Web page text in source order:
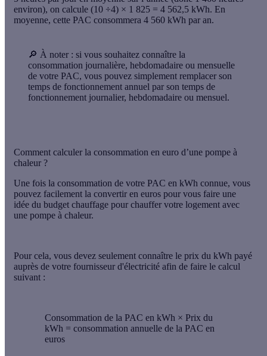
environ), on calcule (10 ÷4) × 1 825 = 4 562,5 kWh. En
moyenne, cette PAC consommera 4 560 kWh par an.
🔎 À noter : si vous souhaitez connaître la
consommation journalière, hebdomadaire ou mensuelle
de votre PAC, vous pouvez simplement remplacer son
temps de fonctionnement annuel par son temps de
fonctionnement journalier, hebdomadaire ou mensuel.
Comment calculer la consommation en euro d’une pompe à
chaleur ?
Une fois la consommation de votre PAC en kWh connue, vous
pouvez facilement la convertir en euros pour vous faire une
idée du budget chauffage pour chauffer votre logement avec
une pompe à chaleur.
Pour cela, vous devez seulement connaître le prix du kWh payé
auprès de votre fournisseur d'électricité afin de faire le calcul
suivant :
Consommation de la PAC en kWh × Prix du
kWh = consommation annuelle de la PAC en
euros